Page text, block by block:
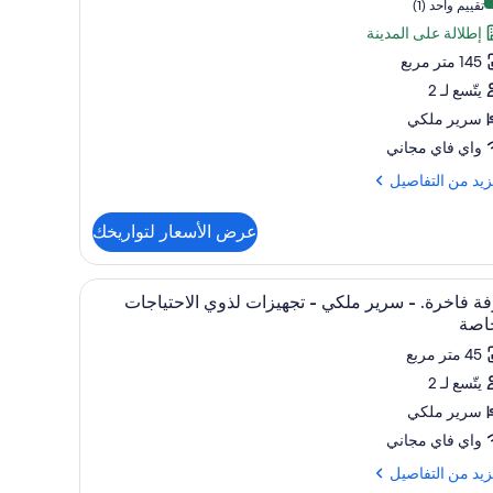
تقييم واحد (1)
(تقييم
واحد
(1))
إطلالة على المدينة
145 متر مربع
يتّسع لـ 2
سرير ملكي
واي فاي مجاني
من التفاصيل
عرض الأسعار لتواريخك
وخزنة داخل الغرفة ومكتب أغطية فراش متميزة وألحفة محشوة بالريش
5
فاخرة. - سرير ملكي - تجهيزات لذوي الاحتياجات
45 متر مربع
يتّسع لـ 2
سرير ملكي
واي فاي مجاني
من التفاصيل